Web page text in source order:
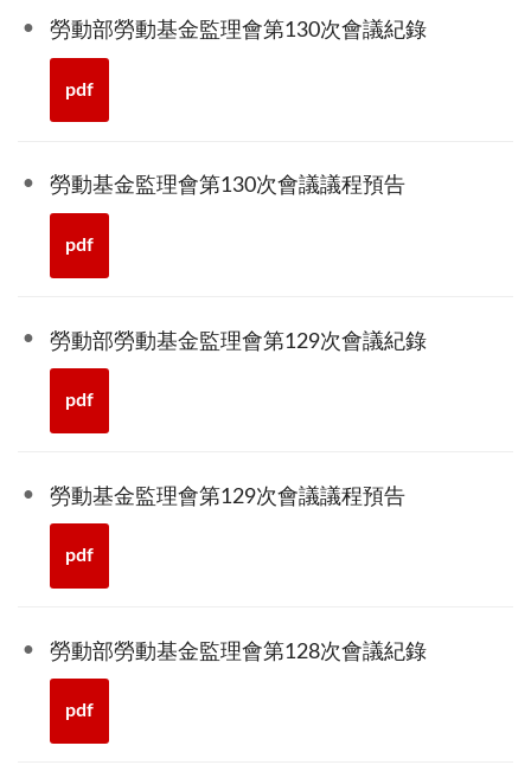
勞動部勞動基金監理會第130次會議紀錄
pdf
勞動基金監理會第130次會議議程預告
pdf
勞動部勞動基金監理會第129次會議紀錄
pdf
勞動基金監理會第129次會議議程預告
pdf
勞動部勞動基金監理會第128次會議紀錄
pdf